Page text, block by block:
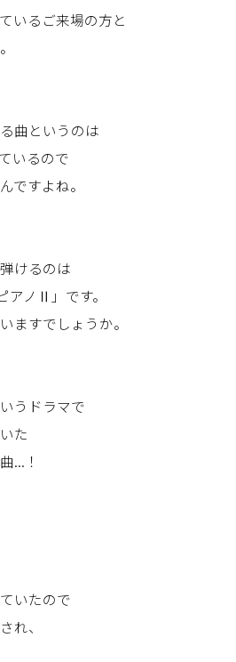
いるご来場の方と
曲というのは
いるので
ですよね。
けるのは
アノⅡ」です。
ますでしょうか。
うドラマで
た
...！
いたので
れ、